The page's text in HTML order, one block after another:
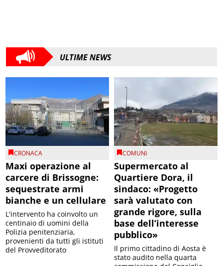
ULTIME NEWS
CRONACA
Maxi operazione al
carcere di Brissogne:
sequestrate armi
bianche e un cellulare
L'intervento ha coinvolto un
centinaio di uomini della
Polizia penitenziaria,
provenienti da tutti gli istituti
del Provveditorato
COMUNI
Supermercato al
Quartiere Dora, il
sindaco: «Progetto
sarà valutato con
grande rigore, sulla
base dell’interesse
pubblico»
Il primo cittadino di Aosta è
stato audito nella quarta